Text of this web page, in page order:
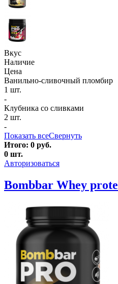
Вкус
Наличие
Цена
Ванильно-сливочный пломбир
1 шт.
-
Клубника со сливками
2 шт.
-
Показать всеСвернуть
Итого: 0 руб.
0 шт.
Авторизоваться
Bombbar Whey